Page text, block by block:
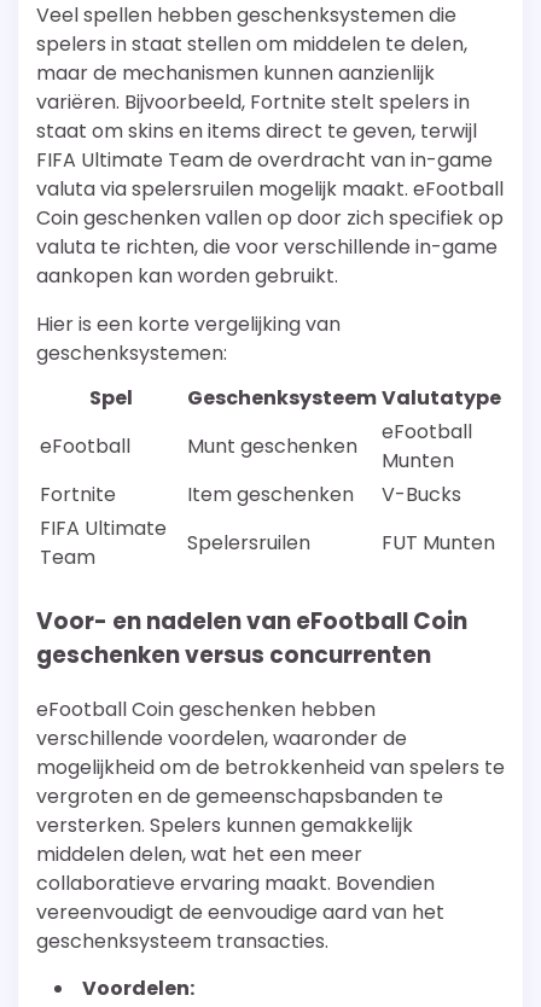
Veel spellen hebben geschenksystemen die
spelers in staat stellen om middelen te delen,
maar de mechanismen kunnen aanzienlijk
variëren. Bijvoorbeeld, Fortnite stelt spelers in
staat om skins en items direct te geven, terwijl
FIFA Ultimate Team de overdracht van in-game
valuta via spelersruilen mogelijk maakt. eFootball
Coin geschenken vallen op door zich specifiek op
valuta te richten, die voor verschillende in-game
aankopen kan worden gebruikt.
Hier is een korte vergelijking van
geschenksystemen:
Spel
GeschenksysteemValutatype
eFootball
Munt geschenken
eFootball
Munten
Fortnite
Item geschenken
V-Bucks
FIFA Ultimate
Team
Spelersruilen FUT Munten
Voor- en nadelen van eFootball Coin
geschenken versus concurrenten
eFootball Coin geschenken hebben
verschillende voordelen, waaronder de
mogelijkheid om de betrokkenheid van spelers te
vergroten en de gemeenschapsbanden te
versterken. Spelers kunnen gemakkelijk
middelen delen, wat het een meer
collaboratieve ervaring maakt. Bovendien
vereenvoudigt de eenvoudige aard van het
geschenksysteem transacties.
Voordelen: